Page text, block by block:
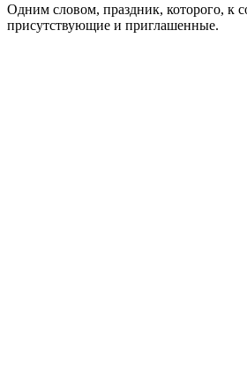
Одним словом, праздник, которого, к
присутствующие и приглашенные.